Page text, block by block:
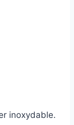
inoxydable.